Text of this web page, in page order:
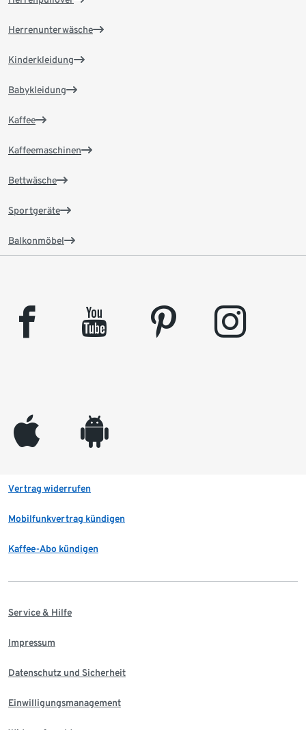
Herrenunterwäsche
Kinderkleidung
Babykleidung
Kaffee
Kaffeemaschinen
Bettwäsche
Sportgeräte
Balkonmöbel
facebook youtube pinterest instagram
appleinc android
Vertrag widerrufen
Mobilfunkvertrag kündigen
Kaffee-Abo kündigen
Service & Hilfe
Impressum
Datenschutz und Sicherheit
Einwilligungsmanagement